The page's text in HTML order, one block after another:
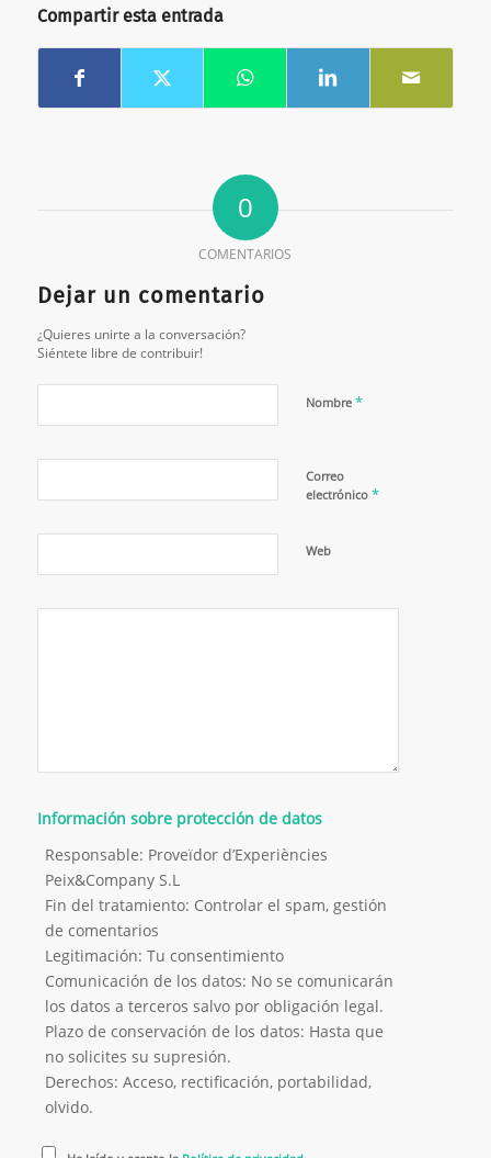
Compartir esta entrada
0
COMENTARIOS
Dejar un comentario
¿Quieres unirte a la conversación?
Siéntete libre de contribuir!
Nombre *
Correo
electrónico *
Web
Información sobre protección de datos
Responsable: Proveïdor d’Experiències
Peix&Company S.L
Fin del tratamiento: Controlar el spam, gestión
de comentarios
Legitimación: Tu consentimiento
Comunicación de los datos: No se comunicarán
los datos a terceros salvo por obligación legal.
Plazo de conservación de los datos: Hasta que
no solicites su supresión.
Derechos: Acceso, rectificación, portabilidad,
olvido.